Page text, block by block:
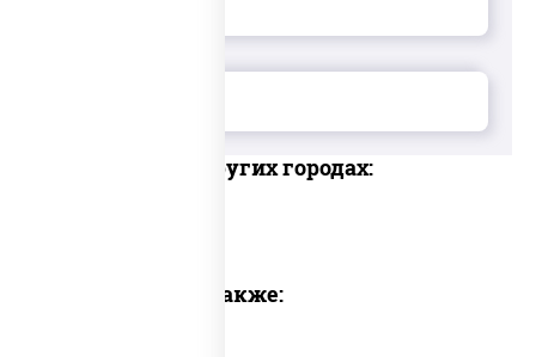
Доставка в других городах:
Предлагаем также: